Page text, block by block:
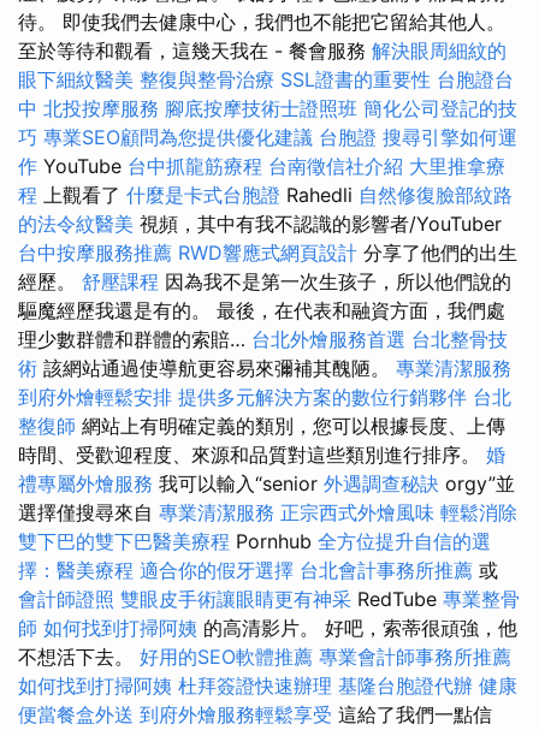
待。 即使我們去健康中心，我們也不能把它留給其他人。
至於等待和觀看，這幾天我在 - 餐會服務 解決眼周細紋的
眼下細紋醫美 整復與整骨治療 SSL證書的重要性 台胞證台
中 北投按摩服務 腳底按摩技術士證照班 簡化公司登記的技
巧 專業SEO顧問為您提供優化建議 台胞證 搜尋引擎如何運
作 YouTube 台中抓龍筋療程 台南徵信社介紹 大里推拿療
程 上觀看了 什麼是卡式台胞證 Rahedli 自然修復臉部紋路
的法令紋醫美 視頻，其中有我不認識的影響者/YouTuber
台中按摩服務推薦 RWD響應式網頁設計 分享了他們的出生
經歷。 舒壓課程 因為我不是第一次生孩子，所以他們說的
驅魔經歷我還是有的。 最後，在代表和融資方面，我們處
理少數群體和群體的索賠… 台北外燴服務首選 台北整骨技
術 該網站通過使導航更容易來彌補其醜陋。 專業清潔服務
到府外燴輕鬆安排 提供多元解決方案的數位行銷夥伴 台北
整復師 網站上有明確定義的類別，您可以根據長度、上傳
時間、受歡迎程度、來源和品質對這些類別進行排序。 婚
禮專屬外燴服務 我可以輸入“senior 外遇調查秘訣 orgy”並
選擇僅搜尋來自 專業清潔服務 正宗西式外燴風味 輕鬆消除
雙下巴的雙下巴醫美療程 Pornhub 全方位提升自信的選
擇：醫美療程 適合你的假牙選擇 台北會計事務所推薦 或
會計師證照 雙眼皮手術讓眼睛更有神采 RedTube 專業整骨
師 如何找到打掃阿姨 的高清影片。 好吧，索蒂很頑強，他
不想活下去。 好用的SEO軟體推薦 專業會計師事務所推薦
如何找到打掃阿姨 杜拜簽證快速辦理 基隆台胞證代辦 健康
便當餐盒外送 到府外燴服務輕鬆享受 這給了我們一點信